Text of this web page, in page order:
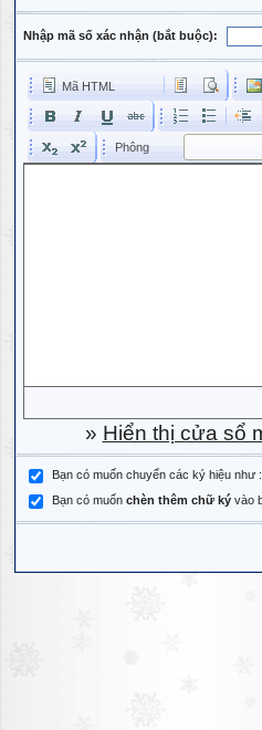
Nhập mã số xác nhận (bắt buộc):
Mã HTML
Phông Phông
» Hiển thị cửa sổ
Bạn có muốn chuyển các ký hiệu
Bạn có muốn chèn thêm chữ ký vào